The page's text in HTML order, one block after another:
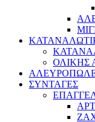
ΟΛΙΚΗΣ
ΣΥΝΤΑΓΕΣ